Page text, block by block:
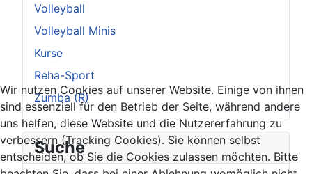
Volleyball
Volleyball Minis
Kurse
Reha-Sport
Zumba (R)
Suche
Wir nutzen Cookies auf unserer Website. Einige von ihnen
sind essenziell für den Betrieb der Seite, während andere
uns helfen, diese Website und die Nutzererfahrung zu
verbessern (Tracking Cookies). Sie können selbst
entscheiden, ob Sie die Cookies zulassen möchten. Bitte